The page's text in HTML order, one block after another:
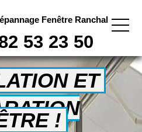
Fenêtre Ranchal
53 23 50
ET
!